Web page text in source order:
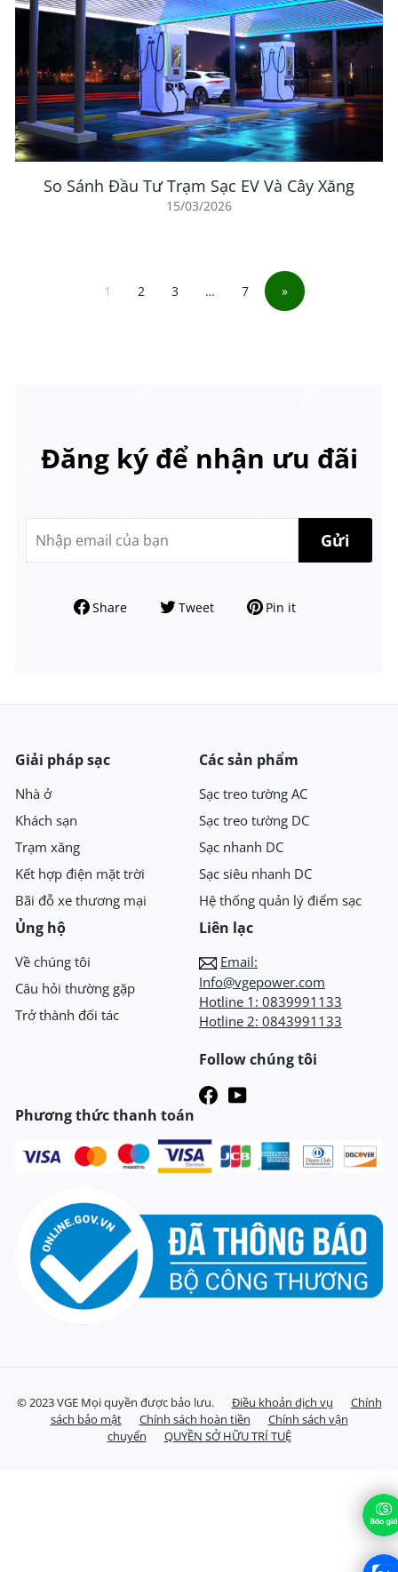
So Sánh Đầu Tư Trạm Sạc EV Và Cây Xăng
15/03/2026
1 2 3 … 7 »
Đăng ký để nhận ưu đãi
Share Tweet Pin it
Giải pháp sạc
Nhà ở
Khách sạn
Trạm xăng
Kết hợp điện mặt trời
Bãi đỗ xe thương mại
Các sản phẩm
Sạc treo tường AC
Sạc treo tường DC
Sạc nhanh DC
Sạc siêu nhanh DC
Hệ thống quản lý điểm sạc
Ủng hộ
Về chúng tôi
Câu hỏi thường gặp
Trở thành đối tác
Liên lạc
Email:
Info@vgepower.com
Hotline 1: 0839991133
Hotline 2: 0843991133
Follow chúng tôi
Phương thức thanh toán
© 2023 VGE Mọi quyền được bảo lưu. Điều khoản dịch vụ
Chính
sách bảo mật
Chính sách hoàn tiền
Chính sách vận
chuyển
QUYỀN SỞ HỮU TRÍ TUỆ